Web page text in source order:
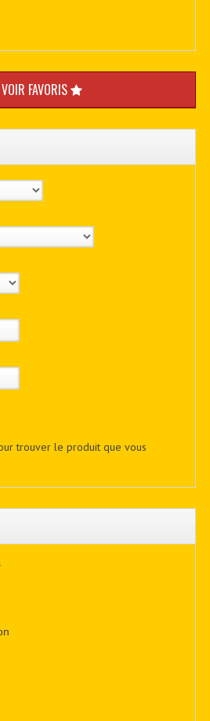
VOIR FAVORIS
trouver le produit que vous